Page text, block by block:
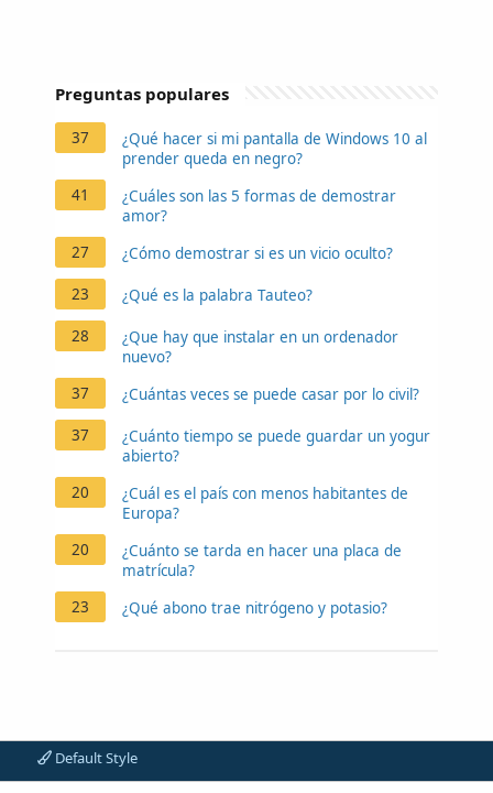
Preguntas populares
37
¿Qué hacer si mi pantalla de Windows 10 al
prender queda en negro?
41
¿Cuáles son las 5 formas de demostrar
amor?
27
¿Cómo demostrar si es un vicio oculto?
23 ¿Qué es la palabra Tauteo?
28
¿Que hay que instalar en un ordenador
nuevo?
37
¿Cuántas veces se puede casar por lo civil?
37
¿Cuánto tiempo se puede guardar un yogur
abierto?
20
¿Cuál es el país con menos habitantes de
Europa?
20
¿Cuánto se tarda en hacer una placa de
matrícula?
23
¿Qué abono trae nitrógeno y potasio?
Default Style
Contáctanos
Aviso legal Política de privacidad Ayuda